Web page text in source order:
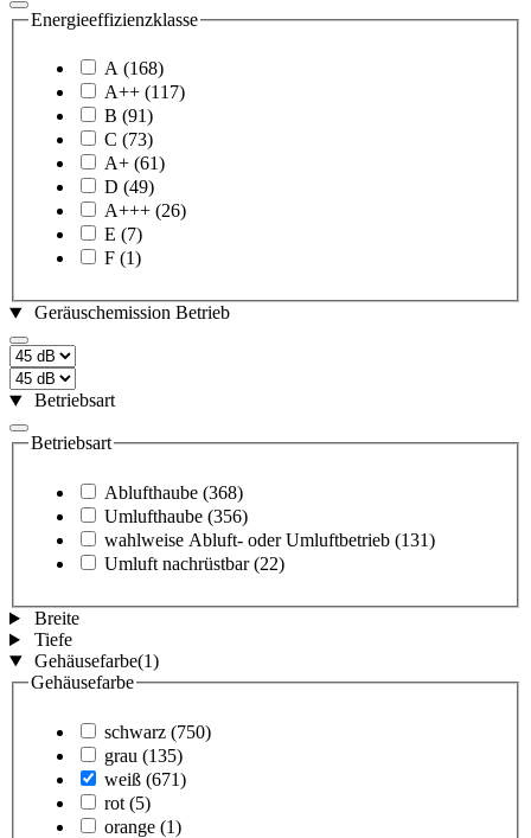
Energieeffizienzklasse
A (168)
A++ (117)
B (91)
C (73)
A+ (61)
D (49)
A+++ (26)
E (7)
F (1)
Geräuschemission Betrieb
Betriebsart
Betriebsart
Ablufthaube (368)
Umlufthaube (356)
wahlweise Abluft- oder Umluftbetrieb (131)
Umluft nachrüstbar (22)
Breite
Tiefe
Gehäusefarbe(1)
Gehäusefarbe
schwarz (750)
grau (135)
weiß (671)
rot (5)
orange (1)